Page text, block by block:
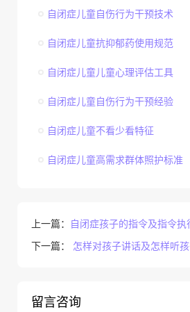
自闭症儿童自伤行为干预技术
自闭症儿童抗抑郁药使用规范
自闭症儿童儿童心理评估工具
自闭症儿童自伤行为干预经验
自闭症儿童不看少看特征
自闭症儿童高需求群体照护标准
上一篇：
自闭症孩子的指令及指令执
下一篇：
怎样对孩子讲话及怎样听
留言咨询